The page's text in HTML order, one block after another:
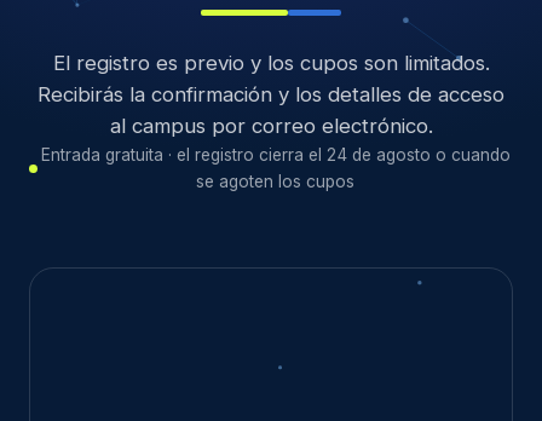
El registro es previo y los cupos son limitados.
Recibirás la confirmación y los detalles de acceso
al campus por correo electrónico.
Entrada gratuita · el registro cierra el 24 de agosto o cuando
se agoten los cupos